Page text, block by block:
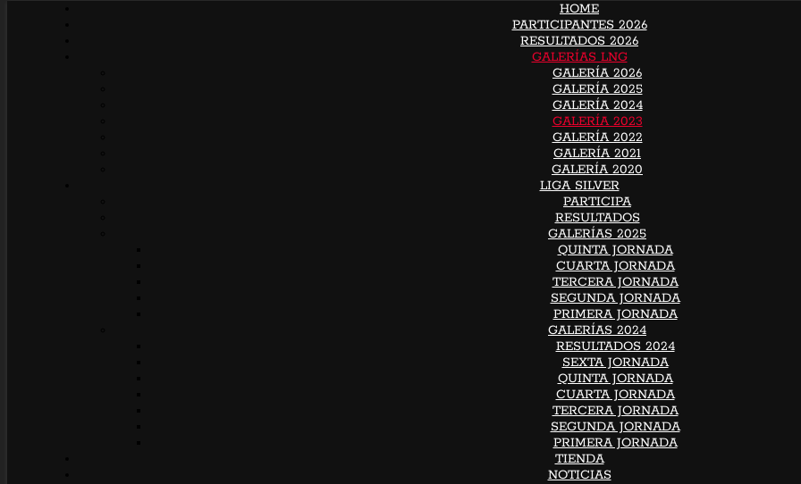
HOME
PARTICIPANTES 2026
RESULTADOS 2026
GALERÍAS LNG
GALERÍA 2026
GALERÍA 2025
GALERÍA 2024
GALERÍA 2023
GALERÍA 2022
GALERÍA 2021
GALERÍA 2020
LIGA SILVER
PARTICIPA
RESULTADOS
GALERÍAS 2025
QUINTA JORNADA
CUARTA JORNADA
TERCERA JORNADA
SEGUNDA JORNADA
PRIMERA JORNADA
GALERÍAS 2024
RESULTADOS 2024
SEXTA JORNADA
QUINTA JORNADA
CUARTA JORNADA
TERCERA JORNADA
SEGUNDA JORNADA
PRIMERA JORNADA
TIENDA
NOTICIAS